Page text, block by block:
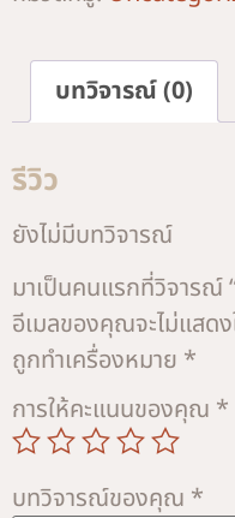
บทวิจารณ์ (0)
รีวิว
ยังไม่มีบทวิจารณ์
มาเป็นคนแรกที่วิจารณ์
อีเมลของคุณจะไม่แสด
ถูกทำเครื่องหมาย *
การให้คะแนนของคุณ *
บทวิจารณ์ของคุณ *